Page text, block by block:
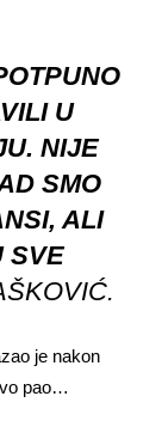
U
NIJE
SMO
ALI
SVE
je nakon
pao…